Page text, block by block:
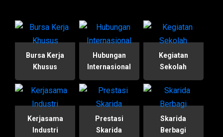
Bursa Kerja
Khusus
Hubungan
Internasional
Kegiatan
Sekolah
Kerjasama
Industri
Prestasi
Skarida
Skarida
Berbagi